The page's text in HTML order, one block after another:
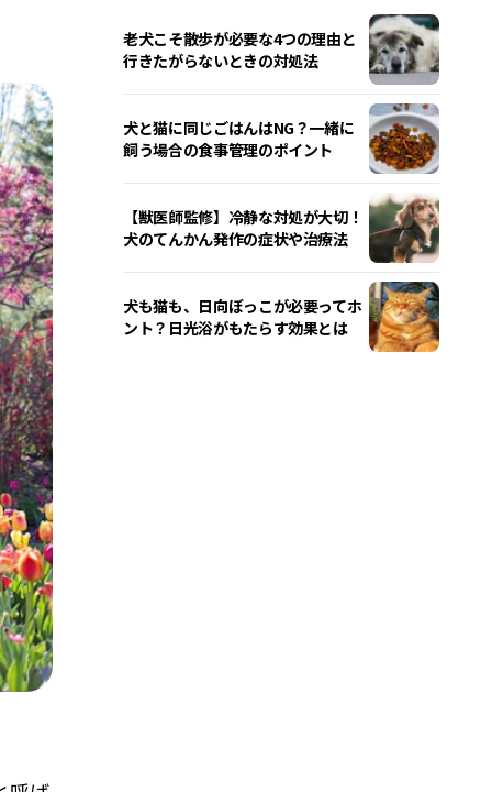
老犬こそ散歩が必要な4つの理由と
行きたがらないときの対処法
犬と猫に同じごはんはNG？一緒に
飼う場合の食事管理のポイント
【獣医師監修】冷静な対処が大切！
犬のてんかん発作の症状や治療法
犬も猫も、日向ぼっこが必要ってホ
ント？日光浴がもたらす効果とは